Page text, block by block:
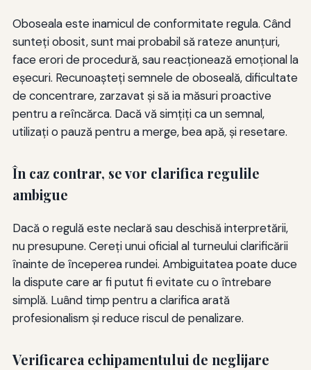
Oboseala este inamicul de conformitate regula. Când
sunteţi obosit, sunt mai probabil să rateze anunţuri,
face erori de procedură, sau reacţionează emoţional la
eşecuri. Recunoaşteţi semnele de oboseală, dificultate
de concentrare, zarzavat şi să ia măsuri proactive
pentru a reîncărca. Dacă vă simţiţi ca un semnal,
utilizaţi o pauză pentru a merge, bea apă, şi resetare.
În caz contrar, se vor clarifica regulile
ambigue
Dacă o regulă este neclară sau deschisă interpretării,
nu presupune. Cereți unui oficial al turneului clarificării
înainte de începerea rundei. Ambiguitatea poate duce
la dispute care ar fi putut fi evitate cu o întrebare
simplă. Luând timp pentru a clarifica arată
profesionalism și reduce riscul de penalizare.
Verificarea echipamentului de neglijare